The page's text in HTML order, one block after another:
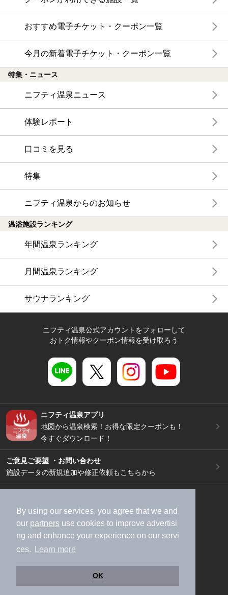
By using our services, you agree that we and
our partners use cookies to improve advertisi
ng and enhance your experience on our servi
ces.
Learn more
OK
おすすめ電子チケット・クーポン一覧
今月の新着電子チケット・クーポン一覧
特集・ニュース
ニフティ温泉ニュース
体験レポート
口コミを見る
特集
ニフティ温泉からのお知らせ
温浴施設ランキング
年間温泉ランキング
月間温泉ランキング
サウナランキング
ニフティ温泉公式アカウントをフォローして
おトク情報やクーポン情報を受け取ろう
ニフティ温泉アプリ
地図から温泉検索！お得な限定クーポンも！
今すぐダウンロード！
ご意見ご要望 ・お問い合わせ
施設データの新規追加や修正依頼もこちらから
加盟店募集（資料請求）
広告出稿のご案内
利用規約
ライフスタイルMEMBERS+規約
特定商取引法に基づく表記
ヘルプ
採用情報
運営会社